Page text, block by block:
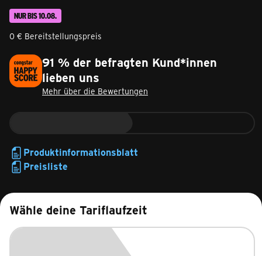
NUR BIS 10.08.
0 € Bereitstellungspreis
91 % der befragten Kund*innen
lieben uns
Mehr über die Bewertungen
Produktinformationsblatt
Preisliste
Wähle deine Tariflaufzeit